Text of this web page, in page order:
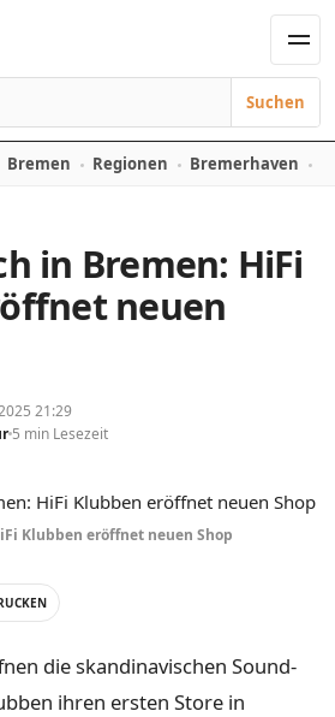
Suchen
Bremen Regionen Bremerhaven
in Bremen: HiFi
neuen
21:29
5 min Lesezeit
Klubben eröffnet neuen Shop
die skandinavischen Sound-
ihren ersten Store in